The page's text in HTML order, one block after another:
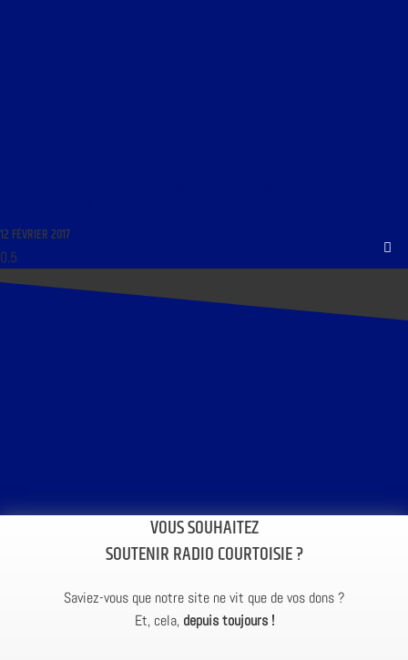
12 FÉVRIER 2017
VOUS SOUHAITEZ
SOUTENIR RADIO COURTOISIE ?
Saviez-vous que notre site ne vit que de vos dons ?
Et, cela, depuis toujours !